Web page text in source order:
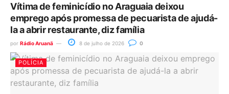
Vítima de feminicídio no Araguaia deixou
emprego após promessa de pecuarista de ajudá-
la a abrir restaurante, diz família
por Rádio Aruanã 8 de julho de 2026 0
POLÍCIA